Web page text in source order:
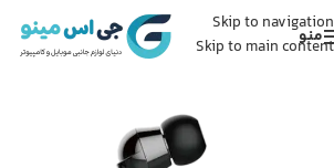
Skip to navigation
Skip to main content
منو